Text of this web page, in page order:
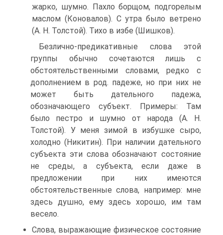
жарко, шумно. Пахло борщом, подгорелым
маслом (Коновалов). С утра было ветрено
(А. Н. Толстой). Тихо в избе (Шишков).
Безлично-предикативные слова этой
группы обычно сочетаются лишь с
обстоятельственными словами, редко с
дополнением в род. падеже, но при них не
может быть дательного падежа,
обозначающего субъект. Примеры: Там
было пестро и шумно от народа (А. Н.
Толстой). У меня зимой в избушке сыро,
холодно (Никитин). При наличии дательного
субъекта эти слова обозначают состояние
не среды, а субъекта, если даже в
предложении при них имеются
обстоятельственные слова, например: мне
здесь душно, ему здесь хорошо, им там
весело.
Слова, выражающие физическое состояние